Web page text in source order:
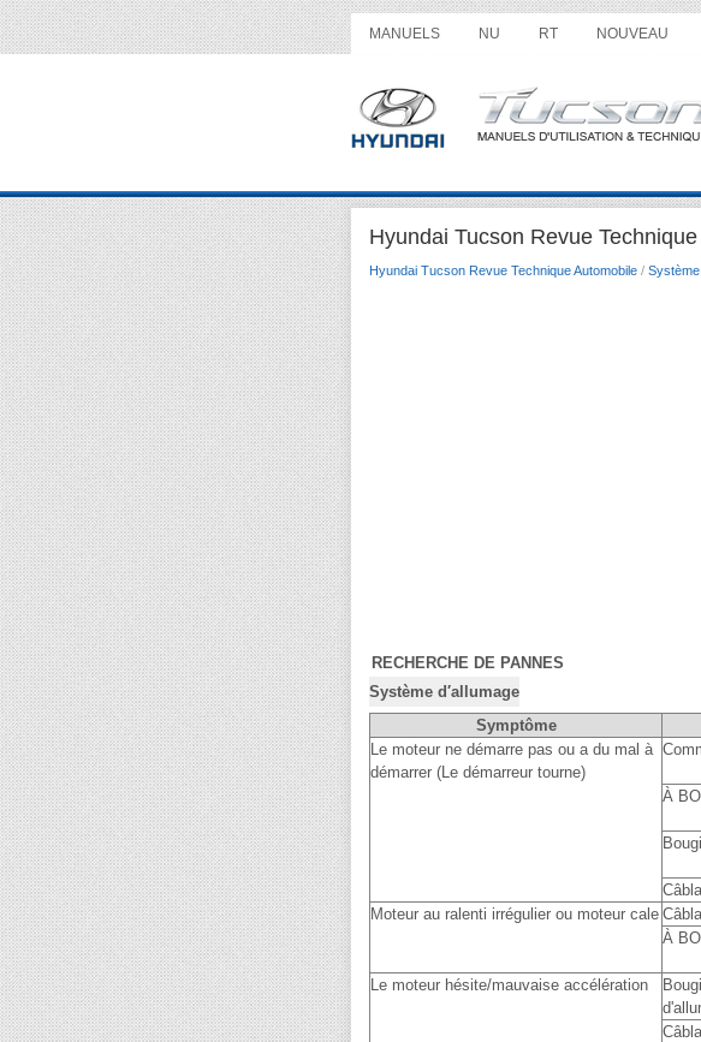
MANUELS NU RT NOUVEAU
Hyundai Tucson Revue
Hyundai Tucson Revue Technique Automobile /
RECHERCHE DE PANNES
Système d′allumage
Symptôme
Le moteur ne démarre pas ou a du mal à
démarrer (Le démarreur tourne)
À
Moteur au ralenti irrégulier ou moteur cale
À
Le moteur hésite/mauvaise accélération